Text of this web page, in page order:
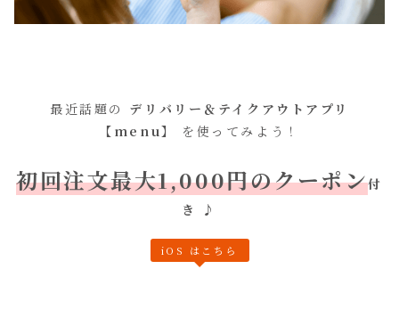
最近話題の デリバリー＆テイクアウトアプリ
【menu】
を使ってみよう！
初回注文最大1,000円のクーポン付
き
♪
iOS はこちら